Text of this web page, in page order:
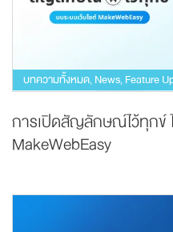
บทความทั้งหมด, News, Feature
การเปิดสัญลักษณ์ไว้ทุกข์
MakeWebEasy